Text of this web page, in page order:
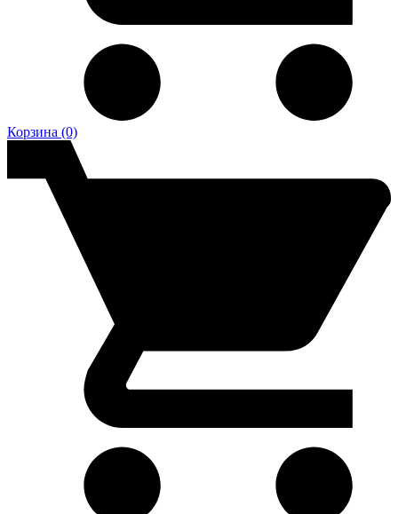
Корзина (0)